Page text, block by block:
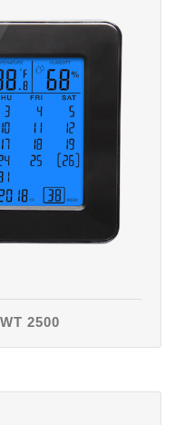
2500